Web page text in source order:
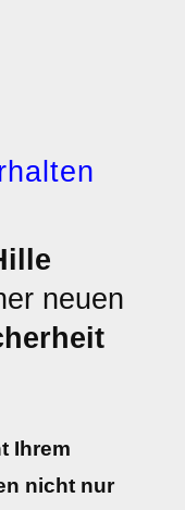
neuen
Ihrem
nicht nur